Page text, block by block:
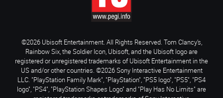
©2026 Ubisoft Entertainment. All Rights Reserved. Tom Clancy’s,
Rainbow Six, the Soldier Icon, Ubisoft, and the Ubisoft logo are
registered or unregistered trademarks of Ubisoft Entertainment in the
US and/or other countries. ©2026 Sony Interactive Entertainment
LLC. "PlayStation Family Mark", "PlayStation", "PS5 logo", "PS5", "PS4
logo", "PS4", "PlayStation Shapes Logo" and "Play Has No Limits" are